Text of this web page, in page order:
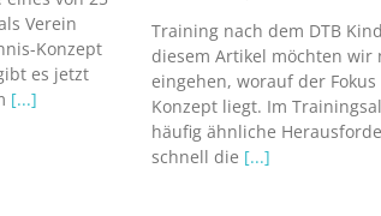
Verein
Konzept
es jetzt
[...]
Training nach dem DTB
diesem Artikel möchten
eingehen, worauf der
Konzept liegt. Im
häufig ähnliche
schnell die [...]